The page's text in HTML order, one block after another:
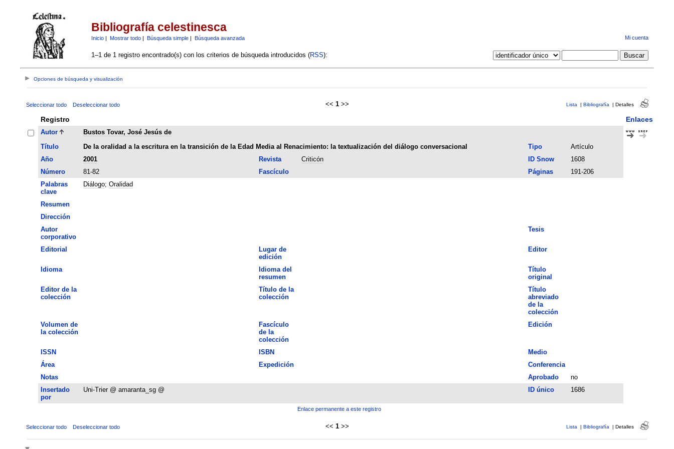
Bibliografía celestinesca
Inicio| Mostrar todo| Búsqueda simple| Búsqueda avanzada Mi cuenta
1–1 de 1 registro encontrado(s) con los criterios de búsqueda introducidos (RSS):
Opciones de búsqueda y visualización
Seleccionar todo Deseleccionar todo << 1 >> Lista | Bibliografía | Detalles
Registro Enlaces
Autor
Bustos Tovar, José Jesús de
Título
De la oralidad a la escritura en la transición de la Edad Media al Renacimiento: la textualización del diálogo conversacional Tipo
Artículo
Año
2001 Revista Criticón ID Snow
1608
Número
81-82 Fascículo Páginas
191-206
Palabras
clave
Diálogo; Oralidad
Resumen
Dirección
Autor
corporativo
Tesis
Editorial
Lugar de
edición
Editor
Idioma
Idioma del
resumen
Título
original
Editor de la
colección
Título de la
colección
Título
abreviado
de la
colección
Volumen de
la colección
Fascículo
de la
colección
Edición
ISSN ISBN
Medio
Área
Expedición
Conferencia
Notas
Aprobado
no
Insertado
por
Uni-Trier @ amaranta_sg @ ID único 1686
Enlace permanente a este registro
Seleccionar todo Deseleccionar todo << 1 >> Lista | Bibliografía | Detalles